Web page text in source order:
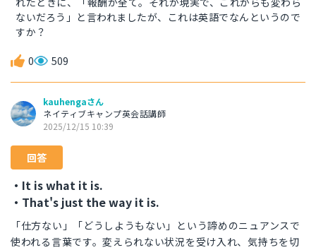
ないだろう」と言われましたが、これは英語でなんというので
すか？
0 509
kauhengaさん
ネイティブキャンプ英会話講師
2025/12/15 10:39
回答
・It is what it is.
・That's just the way it is.
「仕方ない」「どうしようもない」という諦めのニュアンスで
使われる言葉です。変えられない状況を受け入れ、気持ちを切